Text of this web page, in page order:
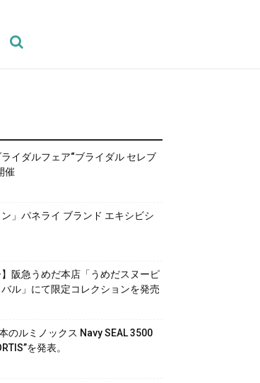
イダルフェア“ブライダル セレブ
催
ン」パネライ ブランド エキシビシ
】阪急うめだ本店「うめだスヌーピ
ル」にて限定コレクションを発売
のルミノックス Navy SEAL 3500
を発表。